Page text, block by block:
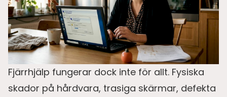
Fjärrhjälp fungerar dock inte för allt. Fysiska
skador på hårdvara, trasiga skärmar, defekta